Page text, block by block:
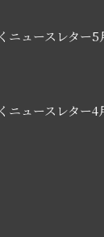
ニュースレター
ニュースレター